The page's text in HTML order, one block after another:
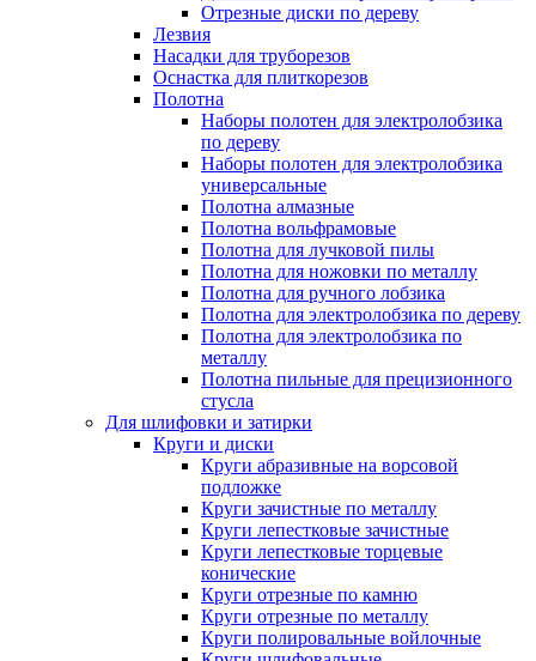
Отрезные диски по дереву
Лезвия
Насадки для труборезов
Оснастка для плиткорезов
Полотна
Наборы полотен для электролобзика
по дереву
Наборы полотен для электролобзика
универсальные
Полотна алмазные
Полотна вольфрамовые
Полотна для лучковой пилы
Полотна для ножовки по металлу
Полотна для ручного лобзика
Полотна для электролобзика по дереву
Полотна для электролобзика по
металлу
Полотна пильные для прецизионного
стусла
Для шлифовки и затирки
Круги и диски
Круги абразивные на ворсовой
подложке
Круги зачистные по металлу
Круги лепестковые зачистные
Круги лепестковые торцевые
конические
Круги отрезные по камню
Круги отрезные по металлу
Круги полировальные войлочные